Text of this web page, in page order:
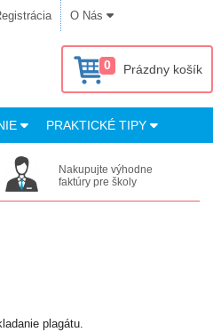
O Nás
0 Prázdny košík
PRAKTICKÉ TIPY
Nakupujte výhodne
faktúry pre školy
plagátu.